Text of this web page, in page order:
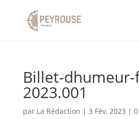
Billet-
2023.001
par La Rédaction | 3 Fév, 2023 |